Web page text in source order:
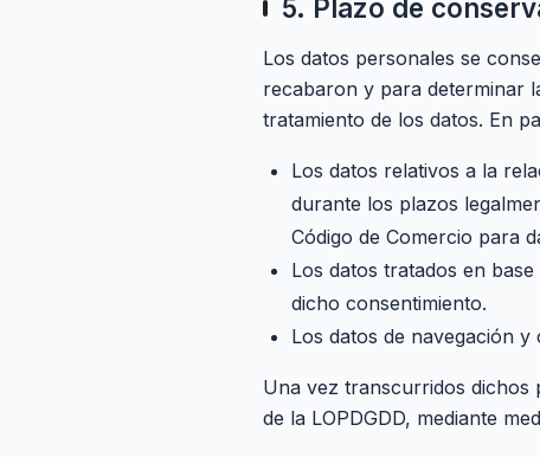
5. Plazo de
Los datos personales se
recabaron y para determinar
tratamiento de los datos. En
Los datos relativos a la
durante los plazos
Código de Comercio para
Los datos tratados en
dicho consentimiento.
Los datos de navegación
Una vez transcurridos dichos
de la LOPDGDD, mediante